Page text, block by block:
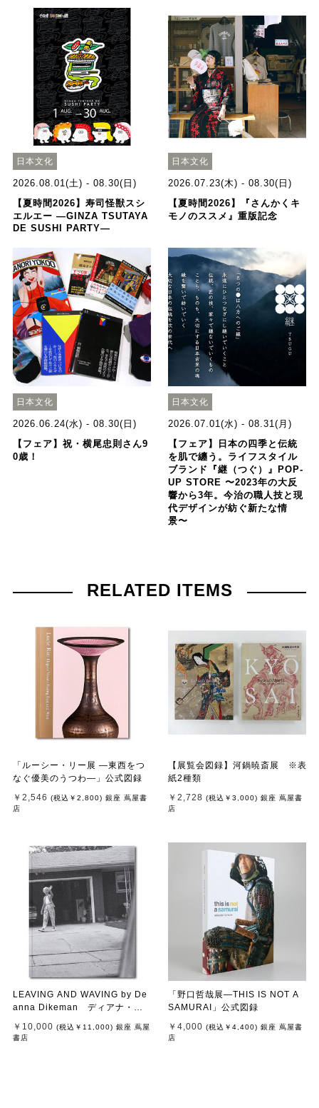
日本文化
2026.08.01(土) - 08.30(日)
【夏時間2026】寿司怪獣スシ
エルエー ―GINZA TSUTAYA
DE SUSHI PARTY―
日本文化
2026.07.23(木) - 08.30(日)
【夏時間2026】『さんかくキ
モノのススメ』重版記念
日本文化
2026.06.24(水) - 08.30(日)
【フェア】祝・横尾忠則さん9
0歳！
日本文化
2026.07.01(水) - 08.31(月)
【フェア】日本の四季と伝統
を肌で纏う。ライフスタイル
ブランド『継（つぐ）』POP-
UP STORE 〜2023年の大反
響から3年。今治の職人技と現
代デザインが紡ぐ新たな情
景〜
RELATED ITEMS
「ルーシー・リー展 ―東西をつ
なぐ優美のうつわ―」公式図録
￥2,546 (税込 ￥2,800) 銀座 蔦屋書
店
【展覧会図録】河鍋暁斎展 ※表
紙2種類
￥2,728 (税込 ￥3,000) 銀座 蔦屋書
店
LEAVING AND WAVING by De
anna Dikeman ディアナ・ダ
￥10,000 (税込 ￥11,000) 銀座 蔦屋
書店
「野口哲哉展―THIS IS NOT A
SAMURAI」公式図録
￥4,000 (税込 ￥4,400) 銀座 蔦屋書
店